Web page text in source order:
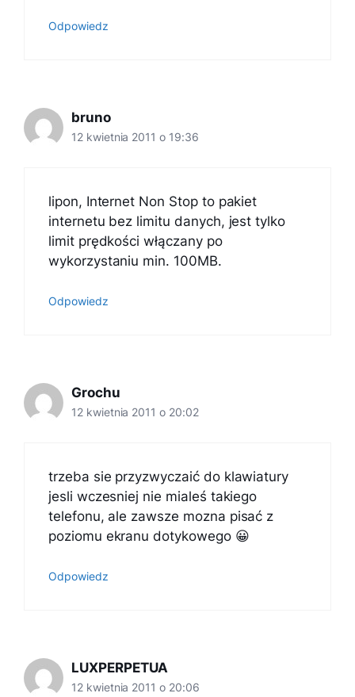
Odpowiedz
bruno
12 kwietnia 2011 o 19:36
lipon, Internet Non Stop to pakiet
internetu bez limitu danych, jest tylko
limit prędkości włączany po
wykorzystaniu min. 100MB.
Odpowiedz
Grochu
12 kwietnia 2011 o 20:02
trzeba sie przyzwyczaić do klawiatury
jesli wczesniej nie mialeś takiego
telefonu, ale zawsze mozna pisać z
poziomu ekranu dotykowego 😀
Odpowiedz
LUXPERPETUA
12 kwietnia 2011 o 20:06